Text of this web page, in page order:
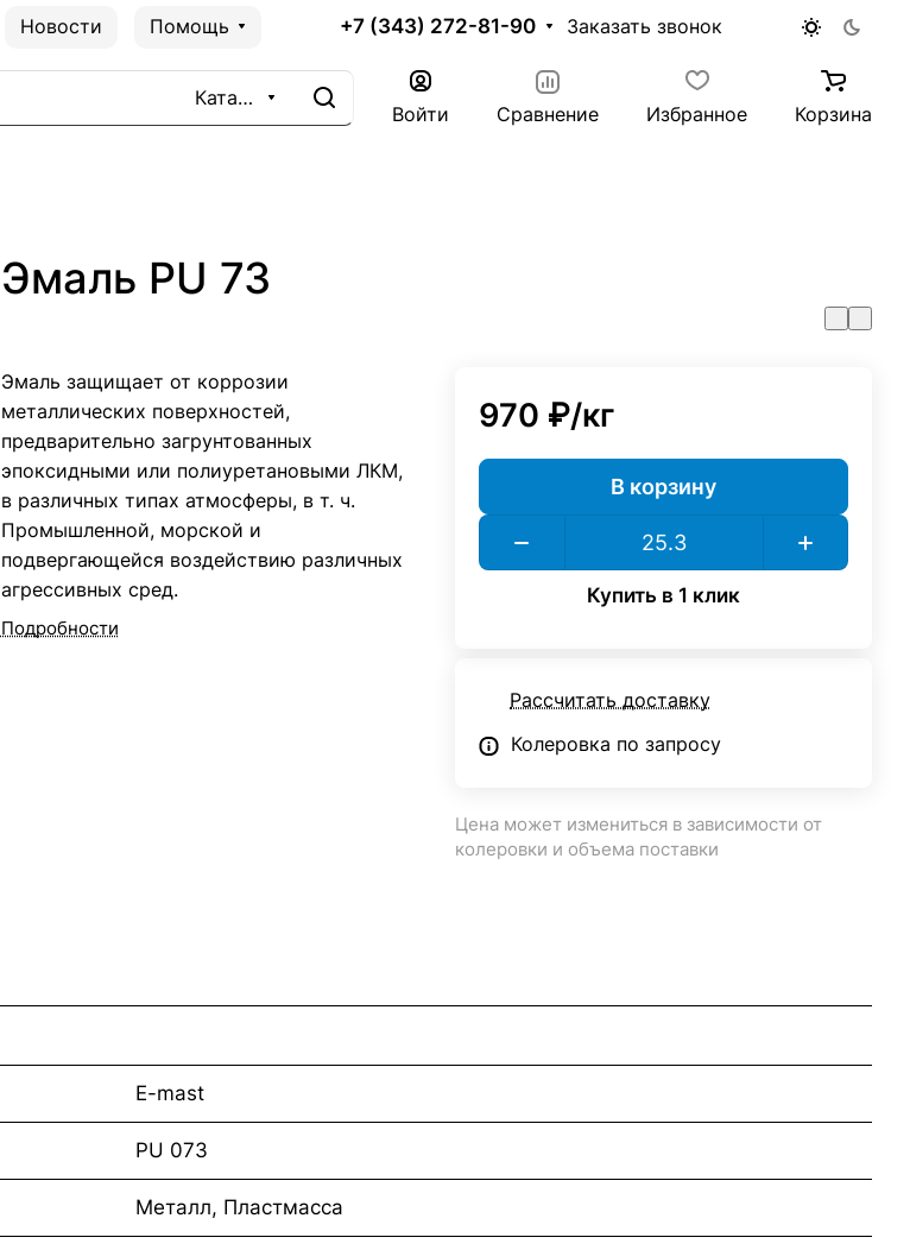
Новости Помощь +7 (343) 272-81-90 Заказать звонок
Каталог
Войти Сравнение Избранное Корзина
Эмаль PU 73
Эмаль защищает от коррозии
металлических поверхностей,
предварительно загрунтованных
эпоксидными или полиуретановыми ЛКМ,
в различных типах атмосферы, в т. ч.
Промышленной, морской и
подвергающейся воздействию различных
агрессивных сред.
Подробности
970 ₽/кг
В корзину
Купить в 1 клик
Рассчитать доставку
Колеровка по запросу
Цена может измениться в зависимости от
колеровки и объема поставки
E-mast
PU 073
Металл, Пластмасса